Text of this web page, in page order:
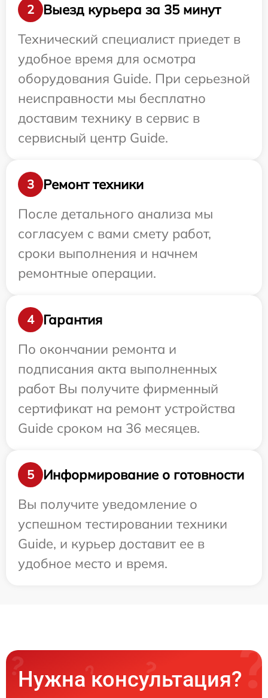
2
Выезд курьера за 35 минут
Технический специалист приедет в
удобное время для осмотра
оборудования Guide. При серьезной
неисправности мы бесплатно
доставим технику в сервис в
сервисный центр Guide.
3
Ремонт техники
После детального анализа мы
согласуем с вами смету работ,
сроки выполнения и начнем
ремонтные операции.
4
Гарантия
По окончании ремонта и
подписания акта выполненных
работ Вы получите фирменный
сертификат на ремонт устройства
Guide сроком на 36 месяцев.
5
Информирование о готовности
Вы получите уведомление о
успешном тестировании техники
Guide, и курьер доставит ее в
удобное место и время.
Нужна консультация?